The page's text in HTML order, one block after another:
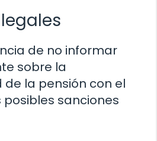
de no informar
sobre la
la pensión con el
sanciones